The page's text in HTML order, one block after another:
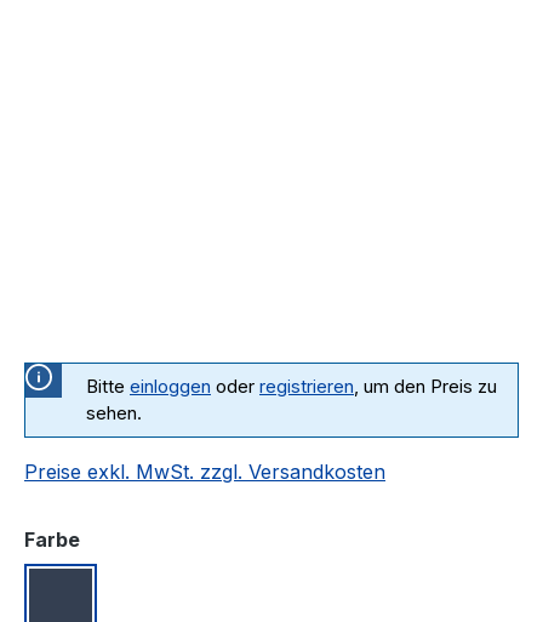
Bitte einloggen oder registrieren, um den Preis zu
sehen.
Preise exkl. MwSt. zzgl. Versandkosten
Farbeauswählen